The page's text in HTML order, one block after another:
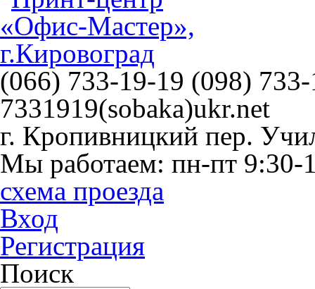
(066) 733-19-19 (098)
7331919(sobaka)ukr.net
г. Кропивницкий пер.
Мы работаем: пн-пт 9:30-
схема проезда
Вход
Регистрация
Поиск